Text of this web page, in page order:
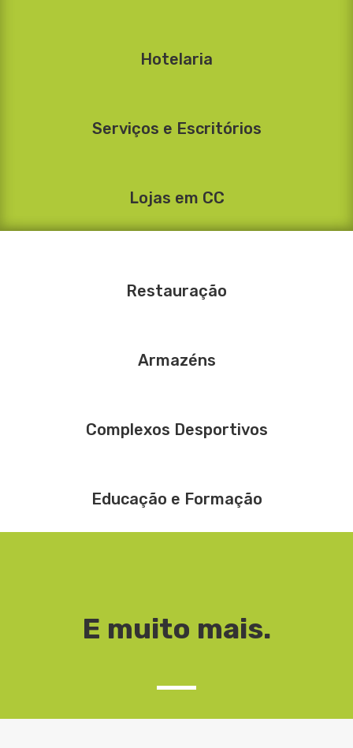
Hotelaria
Serviços e Escritórios
Lojas em CC
Restauração
Armazéns
Complexos Desportivos
Educação e Formação
E muito mais.